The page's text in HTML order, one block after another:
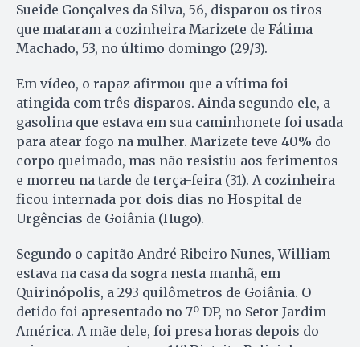
Sueide Gonçalves da Silva, 56, disparou os tiros
que mataram a cozinheira Marizete de Fátima
Machado, 53, no último domingo (29/3).
Em vídeo, o rapaz afirmou que a vítima foi
atingida com três disparos. Ainda segundo ele, a
gasolina que estava em sua caminhonete foi usada
para atear fogo na mulher. Marizete teve 40% do
corpo queimado, mas não resistiu aos ferimentos
e morreu na tarde de terça-feira (31). A cozinheira
ficou internada por dois dias no Hospital de
Urgências de Goiânia (Hugo).
Segundo o capitão André Ribeiro Nunes, William
estava na casa da sogra nesta manhã, em
Quirinópolis, a 293 quilômetros de Goiânia. O
detido foi apresentado no 7º DP, no Setor Jardim
América. A mãe dele, foi presa horas depois do